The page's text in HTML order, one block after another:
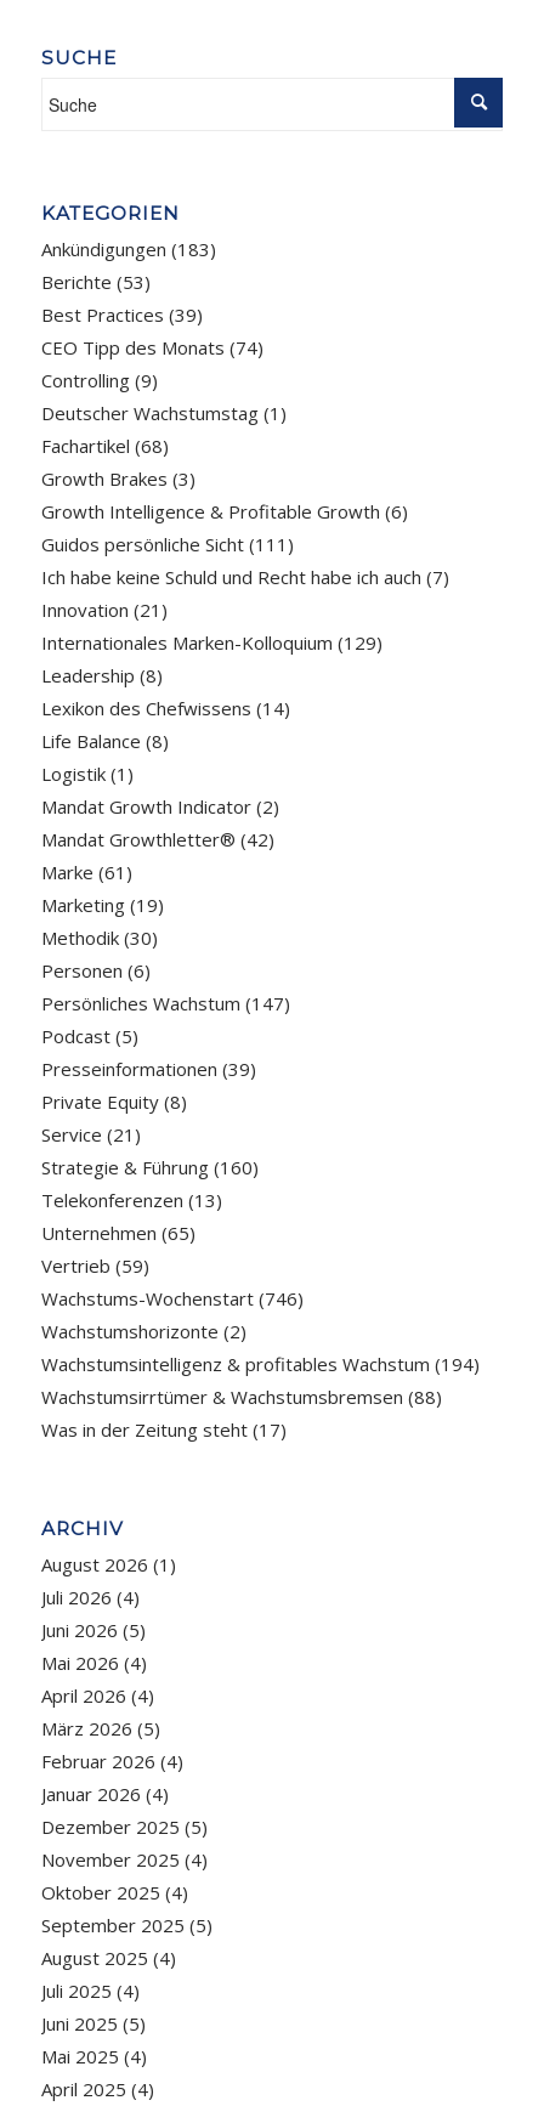
SUCHE
KATEGORIEN
Ankündigungen (183)
Berichte (53)
Best Practices (39)
CEO Tipp des Monats (74)
Controlling(9)
Deutscher Wachstumstag(1)
Fachartikel (68)
Growth Brakes (3)
Growth Intelligence & Profitable Growth (6)
Guidos persönliche Sicht(111)
Ich habe keine Schuld und Recht habe ich auch (7)
Innovation (21)
Internationales Marken-Kolloquium (129)
Leadership (8)
Lexikon des Chefwissens (14)
Life Balance (8)
Logistik(1)
Mandat Growth Indicator(2)
Mandat Growthletter® (42)
Marke (61)
Marketing(19)
Methodik(30)
Personen (6)
Persönliches Wachstum (147)
Podcast(5)
Presseinformationen (39)
Private Equity(8)
Service (21)
Strategie & Führung(160)
Telekonferenzen (13)
Unternehmen (65)
Vertrieb (59)
Wachstums-Wochenstart(746)
Wachstumshorizonte (2)
Wachstumsintelligenz & profitables Wachstum (194)
Wachstumsirrtümer & Wachstumsbremsen (88)
Was in der Zeitung steht(17)
ARCHIV
August 2026 (1)
Juli 2026 (4)
Juni 2026 (5)
Mai 2026 (4)
April 2026 (4)
März 2026 (5)
Februar 2026 (4)
Januar 2026 (4)
Dezember 2025 (5)
November 2025 (4)
Oktober 2025 (4)
September 2025 (5)
August 2025 (4)
Juli 2025 (4)
Juni 2025 (5)
Mai 2025 (4)
April 2025 (4)